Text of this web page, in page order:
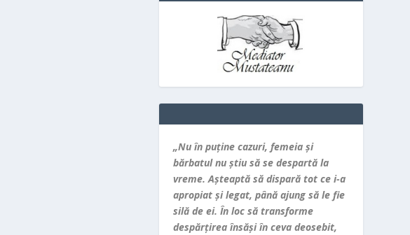
„Nu în puţine cazuri, femeia şi
bărbatul nu ştiu să se despartă la
vreme. Aşteaptă să dispară tot ce i-a
apropiat şi legat, până ajung să le fie
silă de ei. În loc să transforme
despărţirea însăşi în ceva deosebit,